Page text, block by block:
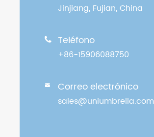
Jinjiang, Fujian, China
 Teléfono
+86-15906088750
 Correo electrónico
sales@uniumbrella.com